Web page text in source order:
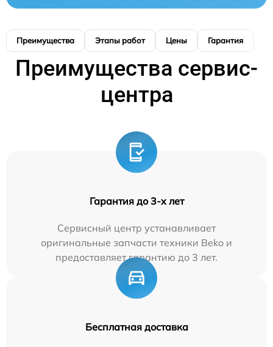
Преимущества Этапы работ Цены Гарантия
Преимущества сервис-
центра
Гарантия до 3-х лет
Сервисный центр устанавливает
оригинальные запчасти техники Beko и
предоставляет гарантию до 3 лет.
Бесплатная доставка